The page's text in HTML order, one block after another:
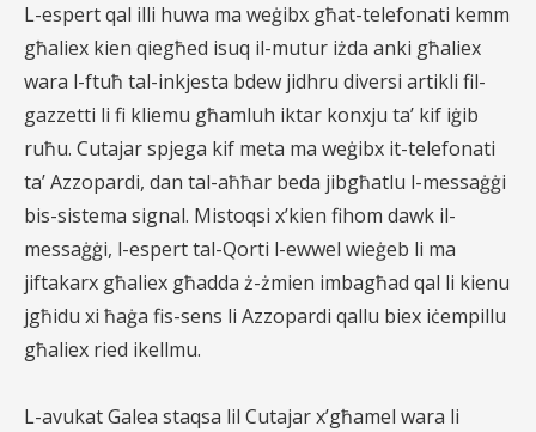
L-espert qal illi huwa ma weġibx għat-telefonati kemm
għaliex kien qiegħed isuq il-mutur iżda anki għaliex
wara l-ftuħ tal-inkjesta bdew jidhru diversi artikli fil-
gazzetti li fi kliemu għamluh iktar konxju ta’ kif iġib
ruħu. Cutajar spjega kif meta ma weġibx it-telefonati
ta’ Azzopardi, dan tal-aħħar beda jibgħatlu l-messaġġi
bis-sistema signal. Mistoqsi x’kien fihom dawk il-
messaġġi, l-espert tal-Qorti l-ewwel wieġeb li ma
jiftakarx għaliex għadda ż-żmien imbagħad qal li kienu
jgħidu xi ħaġa fis-sens li Azzopardi qallu biex iċempillu
għaliex ried ikellmu.
L-avukat Galea staqsa lil Cutajar x’għamel wara li